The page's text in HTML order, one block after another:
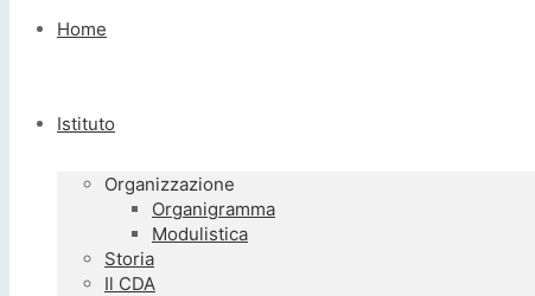
Home
Istituto
Organizzazione
Organigramma
Modulistica
Storia
Il CDA